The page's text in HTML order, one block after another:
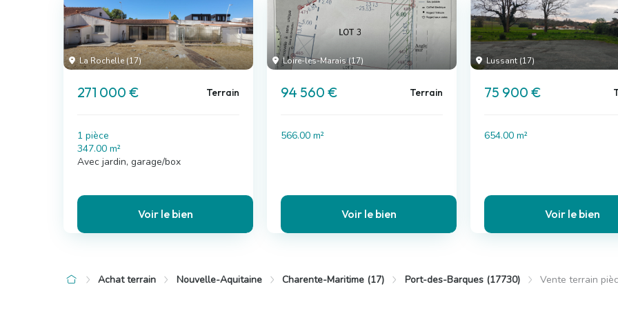
La Rochelle (17)
271 000 € Terrain
1 pièce
347.00 m²
Avec jardin, garage/box
Voir le bien
Loire-les-Marais (17)
94 560 € Terrain
566.00 m²
Voir le bien
Lussant (17)
75 900 €
654.00 m²
Voir le bien
Achat terrain Nouvelle-Aquitaine Charente-Maritime (17) Port-des-Barques (17730) Vente terrain